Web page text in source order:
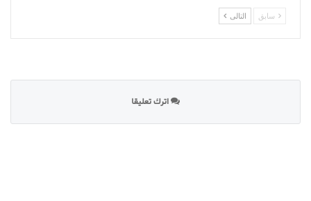
سابق التالى
اترك تعليقا